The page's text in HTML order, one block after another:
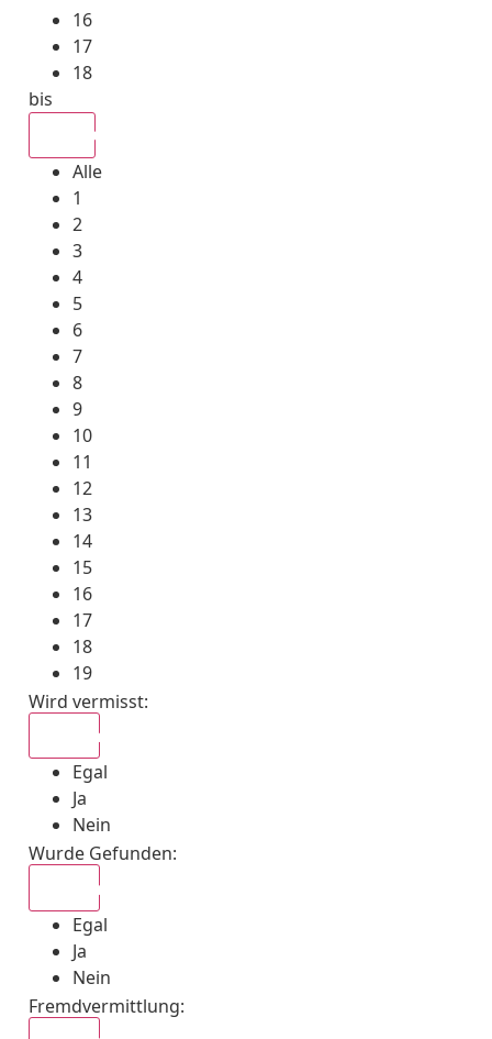
16
17
18
bis
Alle
1
2
3
4
5
6
7
8
9
10
11
12
13
14
15
16
17
18
19
Wird vermisst:
Egal
Ja
Nein
Wurde Gefunden:
Egal
Ja
Nein
Fremdvermittlung: